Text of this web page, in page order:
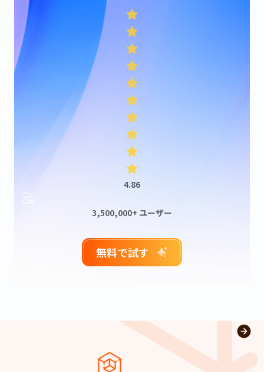
4.86
3,500,000+ ユーザー
無料で試す